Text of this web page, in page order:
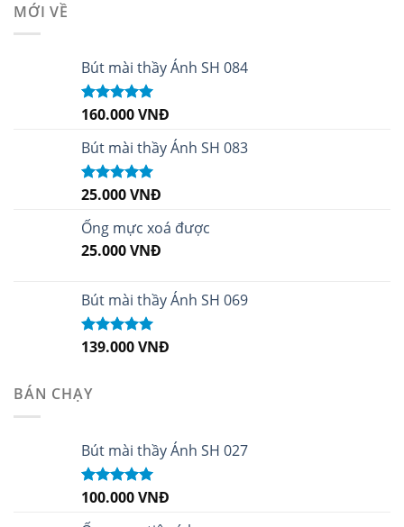
MỚI VỀ
Bút mài thầy Ánh SH 084
Được xếp
sao
160.000VNĐ
Bút mài thầy Ánh SH 083
Được xếp
sao
25.000VNĐ
Ống mực xoá được
25.000VNĐ
Bút mài thầy Ánh SH 069
Được xếp
139.000VNĐ
BÁN CHẠY
Bút mài thầy Ánh SH 027
Được xếp
100.000VNĐ